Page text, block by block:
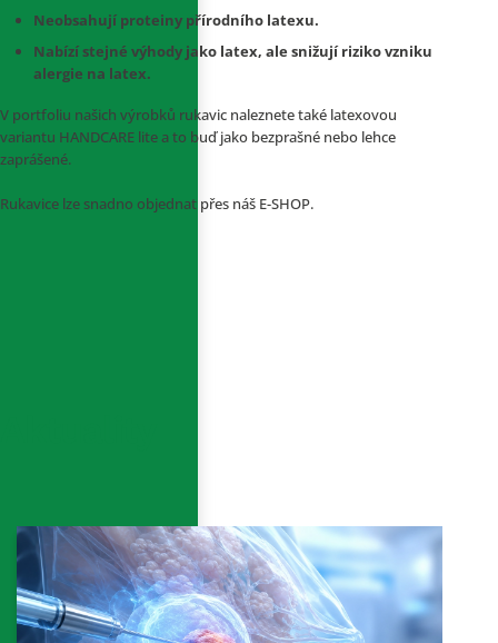
Neobsahují proteiny přírodního latexu.
Nabízí stejné výhody jako latex, ale snižují riziko vzniku
alergie na latex.
V portfoliu našich výrobků rukavic naleznete také latexovou
variantu HANDCARE lite a to buď jako bezprašné nebo lehce
zaprášené.
Rukavice lze snadno objednat přes náš E-SHOP.